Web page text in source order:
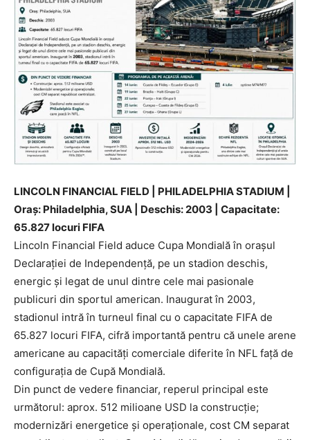
LINCOLN FINANCIAL FIELD | PHILADELPHIA STADIUM |
Oraș: Philadelphia, SUA | Deschis: 2003 | Capacitate:
65.827 locuri FIFA
Lincoln Financial Field aduce Cupa Mondială în orașul
Declarației de Independență, pe un stadion deschis,
energic și legat de unul dintre cele mai pasionale
publicuri din sportul american. Inaugurat în 2003,
stadionul intră în turneul final cu o capacitate FIFA de
65.827 locuri FIFA, cifră importantă pentru că unele arene
americane au capacități comerciale diferite în NFL față de
configurația de Cupă Mondială.
Din punct de vedere financiar, reperul principal este
următorul: aprox. 512 milioane USD la construcție;
modernizări energetice și operaționale, cost CM separat